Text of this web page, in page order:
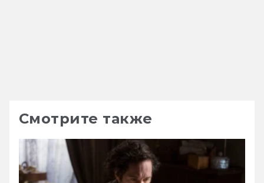
Смотрите также